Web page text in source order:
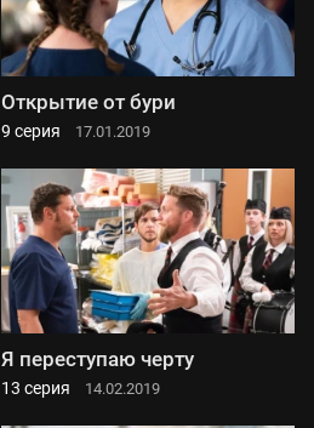
Открытие от бури
9 серия 17.01.2019
Я переступаю черту
13 серия 14.02.2019